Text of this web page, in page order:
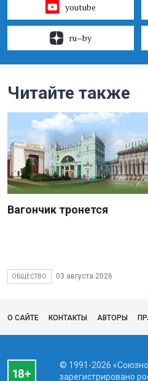
youtube
ru–by
Читайте также
Вагончик тронется
ОБЩЕСТВО 03 августа 2026
О САЙТЕ КОНТАКТЫ АВТОРЫ
© 1991-2026
зарегистрировано